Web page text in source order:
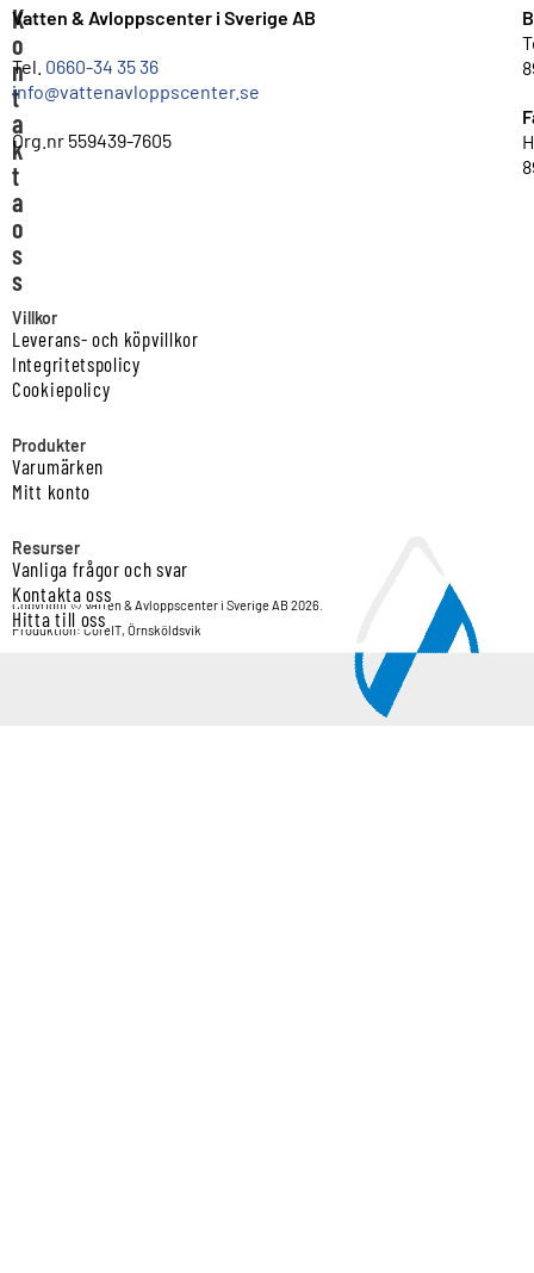
K
o
n
t
a
k
t
a
o
s
s
Vatten & Avloppscenter i Sverige AB
Tel. 0660-34 35 36
info@vattenavloppscenter.se
Org.nr 559439-7605
Villkor
Leverans- och köpvillkor
Integritetspolicy
Cookiepolicy
Produkter
Varumärken
Mitt konto
Resurser
Vanliga frågor och svar
Kontakta oss
Hitta till oss
Copyright © Vatten & Avloppscenter i Sverige AB 2026.
Produktion: CoreIT, Örnsköldsvik